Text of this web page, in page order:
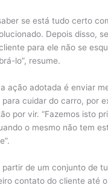
se está tudo certo
Depois disso,
para ele não se
lo”, resume.
ação adotada é enviar
cuidar do carro, por
por vir. “Fazemos isto
o mesmo não tem
partir de um conjunto de
contato do cliente até